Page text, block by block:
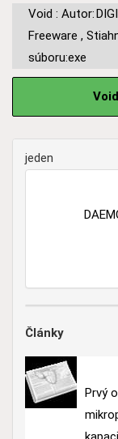
Void : Autor:
Freeware ,
súboru:exe
jeden
Články
Prvý